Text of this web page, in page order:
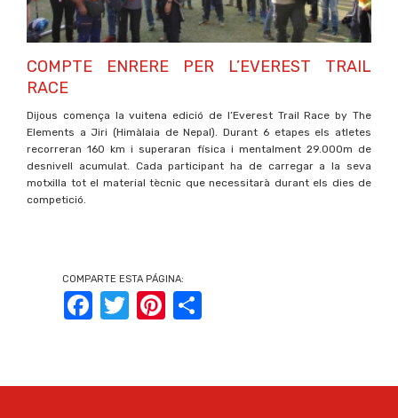
COMPTE ENRERE PER L’EVEREST TRAIL
RACE
Dijous comença la vuitena edició de l’Everest Trail Race by The
Elements a Jiri (Himàlaia de Nepal). Durant 6 etapes els atletes
recorreran 160 km i superaran física i mentalment 29.000m de
desnivell acumulat. Cada participant ha de carregar a la seva
motxilla tot el material tècnic que necessitarà durant els dies de
competició.
COMPARTE ESTA PÁGINA:
FacebookTwitter Pinterest